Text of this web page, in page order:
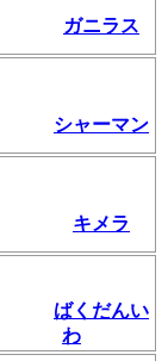
ガニラス
シャーマン
キメラ
ばくだんい
わ